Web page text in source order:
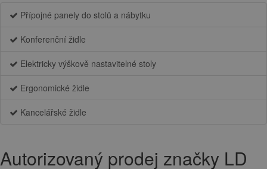
Přípojné panely do stolů a nábytku
Konferenční židle
Elektricky výškově nastavitelné stoly
Ergonomické židle
Kancelářské židle
Autorizovaný prodej značky LD